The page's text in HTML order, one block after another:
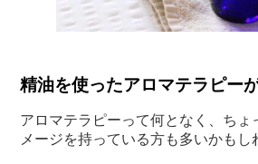
精油を使ったアロマテラピー
アロマテラピーって何となく、ちょ
メージを持っている方も多いかもし